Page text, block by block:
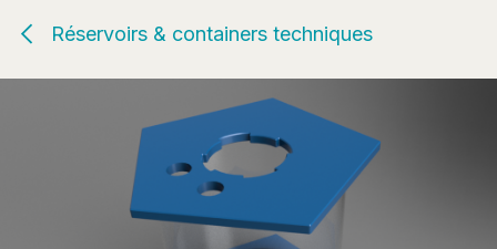
Réservoirs & containers techniques